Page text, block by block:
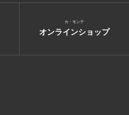
オンラインショップ
カ・モンテ